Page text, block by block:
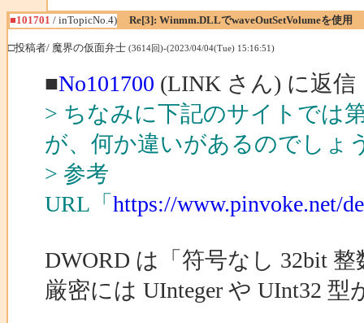
■101701 / inTopicNo.4) Re[3]: Winmm.DLLでwaveOutSetVolumeを使用
□投稿者/ 魔界の仮面弁士 (3614回)-(2023/04/04(Tue) 15:16:51)
■No101700 (LINK さん) に返信
> ちなみに下記のサイトでは
が、何か違いがあるのでしょ
> 参考
URL「https://www.pinvoke.net/
DWORD は「符号なし 32bit
厳密には UInteger や UInt32